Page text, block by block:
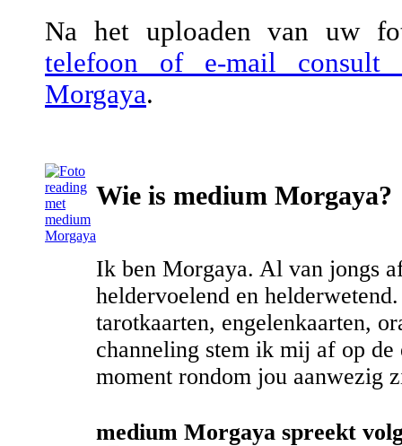
Na het uploaden van uw
telefoon of e-mail consult
Morgaya.
Wie is medium Morgaya?
Ik ben Morgaya. Al van jongs
heldervoelend en
tarotkaarten, engelenkaarten,
channeling stem ik mij af op de
moment rondom jou aanwezig
medium Morgaya spreekt